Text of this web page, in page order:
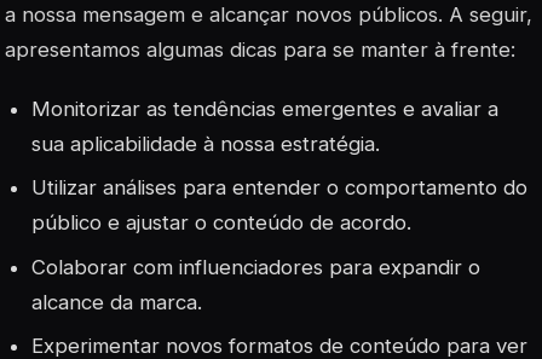
a nossa mensagem e alcançar novos públicos. A seguir,
apresentamos algumas dicas para se manter à frente:
Monitorizar as tendências emergentes e avaliar a
sua aplicabilidade à nossa estratégia.
Utilizar análises para entender o comportamento do
público e ajustar o conteúdo de acordo.
Colaborar com influenciadores para expandir o
alcance da marca.
Experimentar novos formatos de conteúdo para ver